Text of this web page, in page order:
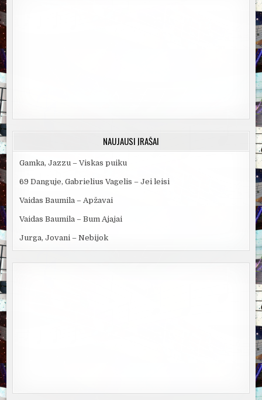
NAUJAUSI ĮRAŠAI
Gamka, Jazzu – Viskas puiku
69 Danguje, Gabrielius Vagelis – Jei leisi
Vaidas Baumila – Apžavai
Vaidas Baumila – Bum Ajajai
Jurga, Jovani – Nebijok